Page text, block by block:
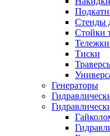
Стенды
Стойки
Тележки
Тиски
Генераторы